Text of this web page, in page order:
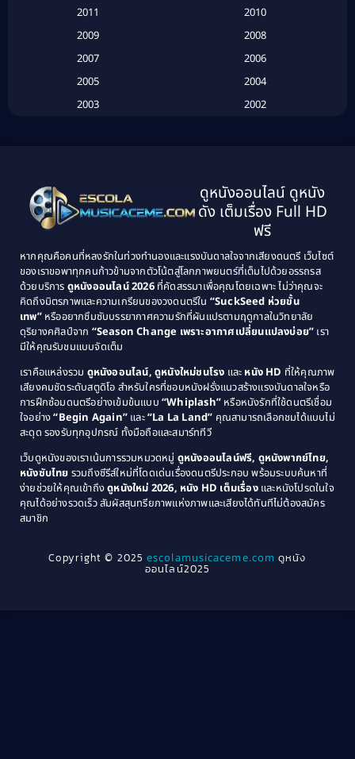
Classic หนังคลาสสิก(25)
Classic หนังคลาสสิก(134)
Classic หนังคลาสสิก(21)
Comedy ตลก(515)
Comedy ตลก(46)
Coming of Age ก้าวพ้นวัย(1)
Coming-of-Age(3)
Community(1)
Crime อาชญากรรม(289)
Cult Film(4)
2011
2010
2009
2008
2007
2006
2005
2004
2003
2002
1995
1994
1993
1992
1989
1988
1987
1986
1985
1984
1983
1982
1979
1978
1976
1975
1974
1971
1970
1969
1968
1964
1963
1940
ดูหนังออนไลน์ ดูหนัง
ดัง เต็มเรื่อง Full HD
ฟรี
หากคุณคือคนที่หลงรักในท่วงทำนองและแรงบันดาลใจจากเสียงดนตรี เว็บไซต์
ของเราขอพาทุกคนก้าวข้ามจากตัวโน้ตสู่โลกภาพยนตร์ที่เต็มไปด้วยอรรถรส
ด้วยบริการ ดูหนังออนไลน์ 2026ที่คัดสรรมาเพื่อคุณโดยเฉพาะ ไม่ว่าคุณจะ
คิดถึงมิตรภาพและความเกรียนของวงดนตรีใน “SuckSeed ห่วยขั้น
เทพ”หรืออยากซึมซับบรรยากาศความรักที่ผันแปรตามฤดูกาลในวิทยาลัย
ดุริยางคศิลป์จาก “Season Change เพราะอากาศเปลี่ยนแปลงบ่อย” เรา
มีให้คุณรับชมแบบจัดเต็ม
เราคือแหล่งรวม ดูหนังออนไลน์, ดูหนังใหม่ชนโรง และ หนัง HD ที่ให้คุณภาพ
เสียงคมชัดระดับสตูดิโอ สำหรับใครที่ชอบหนังฝรั่งแนวสร้างแรงบันดาลใจหรือ
การฝึกซ้อมดนตรีอย่างเข้มข้นแบบ “Whiplash” หรือหนังรักที่ใช้ดนตรีเชื่อม
ใจอย่าง“Begin Again” และ“La La Land” คุณสามารถเลือกชมได้แบบไม่
สะดุด รองรับทุกอุปกรณ์ ทั้งมือถือและสมาร์ททีวี
เว็บดูหนังของเราเน้นการรวมหมวดหมู่ ดูหนังออนไลน์ฟรี, ดูหนังพากย์ไทย,
หนังซับไทย รวมถึงซีรีส์ใหม่ที่โดดเด่นเรื่องดนตรีประกอบ พร้อมระบบค้นหาที่
ง่ายช่วยให้คุณเข้าถึงดูหนังใหม่ 2026, หนัง HD เต็มเรื่องและหนังโปรดในใจ
คุณได้อย่างรวดเร็ว สัมผัสสุนทรียภาพแห่งภาพและเสียงได้ทันทีไม่ต้องสมัคร
สมาชิก
Copyright © 2025escolamusicaceme.com ดูหนัง
ออนไลน์2025